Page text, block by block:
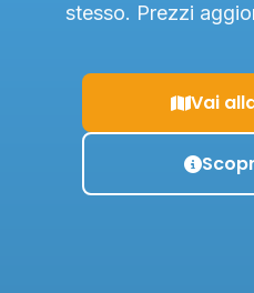
stesso. Prezzi
Vai